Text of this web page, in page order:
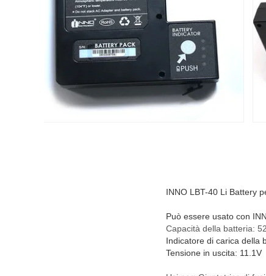
INNO LBT-40 Li Battery
Può essere usato con
Capacità della batteria:
Indicatore di carica della
Tensione in uscita: 11.1V